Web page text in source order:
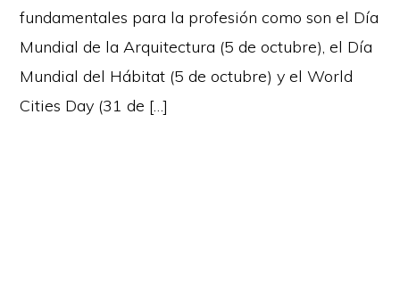
fundamentales para la profesión como son el Día
Mundial de la Arquitectura (5 de octubre), el Día
Mundial del Hábitat (5 de octubre) y el World
Cities Day (31 de […]